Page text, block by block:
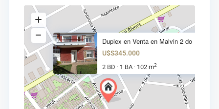
Duplex en Venta en Malvin 2 do
U$S345.000
2 BD · 1 BA · 102 m2